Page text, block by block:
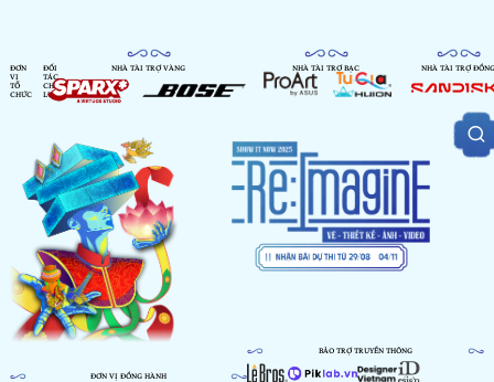
ĐƠN
VỊ
TỔ
CHỨC
ĐỐI
TÁC
CHIẾN
LƯỢC
NHÀ TÀI TRỢ VÀNG NHÀ TÀI TRỢ BẠC NHÀ TÀI TRỢ ĐỒNG
ĐƠN VỊ ĐỒNG HÀNH
BẢO TRỢ TRUYỀN THÔNG